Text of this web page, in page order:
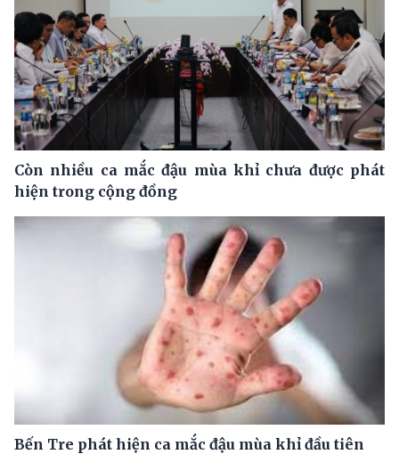
Còn nhiều ca mắc đậu mùa khỉ chưa được phát
hiện trong cộng đồng
Bến Tre phát hiện ca mắc đậu mùa khỉ đầu tiên